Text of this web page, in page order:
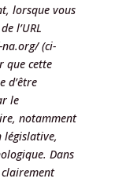
lorsque vous
l’URL
(ci-
que cette
d’être
le
notamment
législative,
Dans